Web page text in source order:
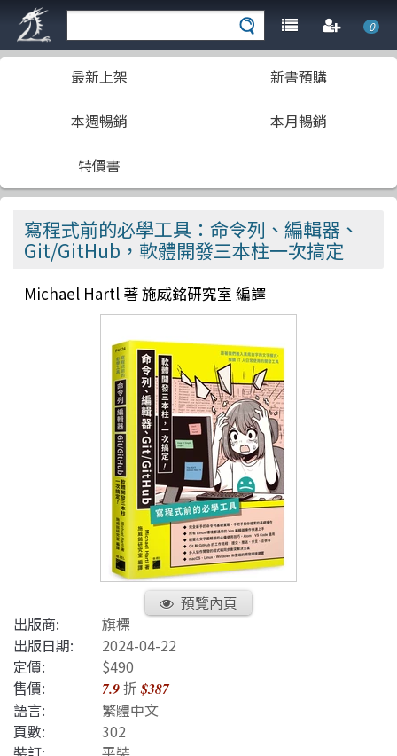
0
最新上架 新書預購
本週暢銷 本月暢銷
特價書
寫程式前的必學工具：命令列、編輯器、
Git/GitHub，軟體開發三本柱一次搞定
Michael Hartl 著 施威銘研究室 編譯
預覽內頁
出版商:
旗標
出版日期:
2024-04-22
定價:
$490
售價:
7.9折$387
語言:
繁體中文
頁數:
302